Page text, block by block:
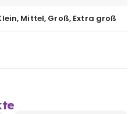
Mittel, Groß, Extra groß